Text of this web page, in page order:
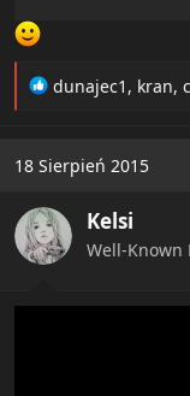
R
t
o
n
s
dunajec1 , kran,
18 Sierpień 2015
Kelsi
Well-Known